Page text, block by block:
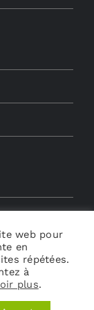
web pour
en
répétées.
à
plus.